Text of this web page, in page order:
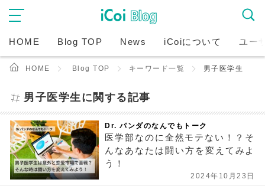
HOME Blog TOP News iCoiについて ユー
HOME Blog TOP キーワード一覧 男子医学生
男子医学生に関する記事
Dr. パンダのなんでもトーク
医学部なのに全然モテない！？そ
んなあなたは闘い方を変えてみよ
う！
2024年10月23日